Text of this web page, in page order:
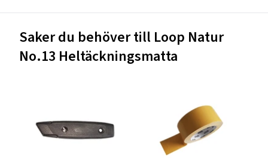
Saker du behöver till Loop Natur
No.13 Heltäckningsmatta